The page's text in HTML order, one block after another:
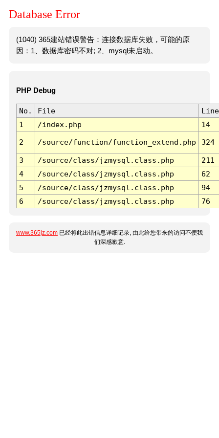
Database Error
(1040) 365建站错误警告：连接数据库失败，可能的原
因：1、数据库密码不对; 2、mysql未启动。
PHP Debug
No. File
Line
1
/index.php 14
2 /source/function/function_extend.php 324
3 /source/class/jzmysql.class.php
211
4
/source/class/jzmysql.class.php
62
5
/source/class/jzmysql.class.php
94
6
/source/class/jzmysql.class.php 76
www.365jz.com 已经将此出错信息详细记录, 由此给您带来的访问不便我
们深感歉意.